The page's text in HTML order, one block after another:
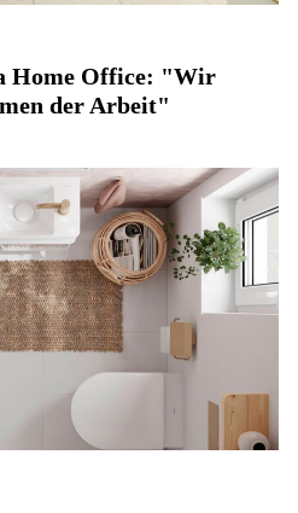
Home Office: "Wir
der Arbeit"